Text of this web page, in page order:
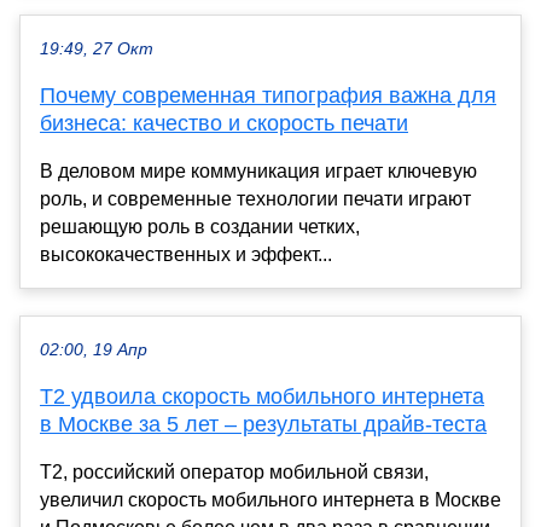
19:49, 27 Окт
Почему современная типография важна для
бизнеса: качество и скорость печати
В деловом мире коммуникация играет ключевую
роль, и современные технологии печати играют
решающую роль в создании четких,
высококачественных и эффект...
02:00, 19 Апр
Т2 удвоила скорость мобильного интернета
в Москве за 5 лет – результаты драйв-теста
T2, российский оператор мобильной связи,
увеличил скорость мобильного интернета в Москве